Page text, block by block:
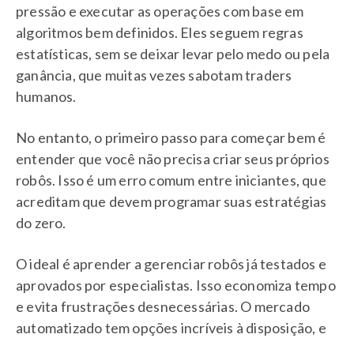
pressão e executar as operações com base em
algoritmos bem definidos. Eles seguem regras
estatísticas, sem se deixar levar pelo medo ou pela
ganância, que muitas vezes sabotam traders
humanos.
No entanto, o primeiro passo para começar bem é
entender que você não precisa criar seus próprios
robôs. Isso é um erro comum entre iniciantes, que
acreditam que devem programar suas estratégias
do zero.
O ideal é aprender a gerenciar robôs já testados e
aprovados por especialistas. Isso economiza tempo
e evita frustrações desnecessárias. O mercado
automatizado tem opções incríveis à disposição, e